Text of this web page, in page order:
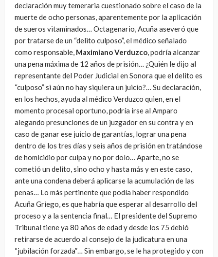
declaración muy temeraria cuestionado sobre el caso de la
muerte de ocho personas, aparentemente por la aplicación
de sueros vitaminados… Octagenario, Acuña aseveró que
por tratarse de un “delito culposo”, el médico señalado
como responsable, Maximiano Verduzco, podría alcanzar
una pena máxima de 12 años de prisión… ¿Quién le dijo al
representante del Poder Judicial en Sonora que el delito es
“culposo” si aún no hay siquiera un juicio?… Su declaración,
en los hechos, ayuda al médico Verduzco quien, en el
momento procesal oportuno, podría irse al Amparo
alegando presunciones de un juzgador en su contra y en
caso de ganar ese juicio de garantías, lograr una pena
dentro de los tres días y seis años de prisión en tratándose
de homicidio por culpa y no por dolo… Aparte, no se
cometió un delito, sino ocho y hasta más y en este caso,
ante una condena deberá aplicarse la acumulación de las
penas… Lo más pertinente que podía haber respondido
Acuña Griego, es que habría que esperar al desarrollo del
proceso y a la sentencia final… El presidente del Supremo
Tribunal tiene ya 80 años de edad y desde los 75 debió
retirarse de acuerdo al consejo de la judicatura en una
“jubilación forzada”… Sin embargo, se le ha protegido y con